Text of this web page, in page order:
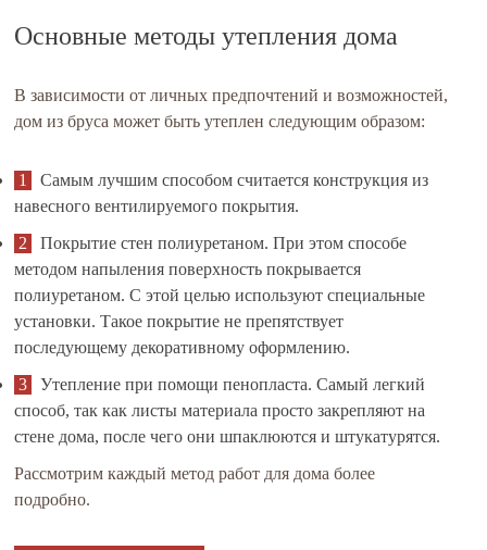
Основные методы утепления дома
В зависимости от личных предпочтений и возможностей,
дом из бруса может быть утеплен следующим образом:
Самым лучшим способом считается конструкция из
навесного вентилируемого покрытия.
Покрытие стен полиуретаном. При этом способе
методом напыления поверхность покрывается
полиуретаном. С этой целью используют специальные
установки. Такое покрытие не препятствует
последующему декоративному оформлению.
Утепление при помощи пенопласта. Самый легкий
способ, так как листы материала просто закрепляют на
стене дома, после чего они шпаклюются и штукатурятся.
Рассмотрим каждый метод работ для дома более
подробно.